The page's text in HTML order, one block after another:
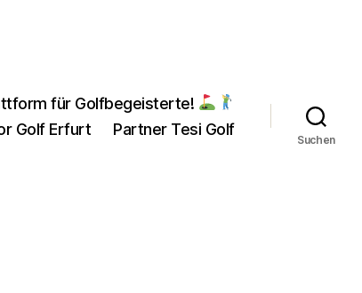
für Golfbegeisterte!
Golf Erfurt
Partner Tesi Golf
Suchen